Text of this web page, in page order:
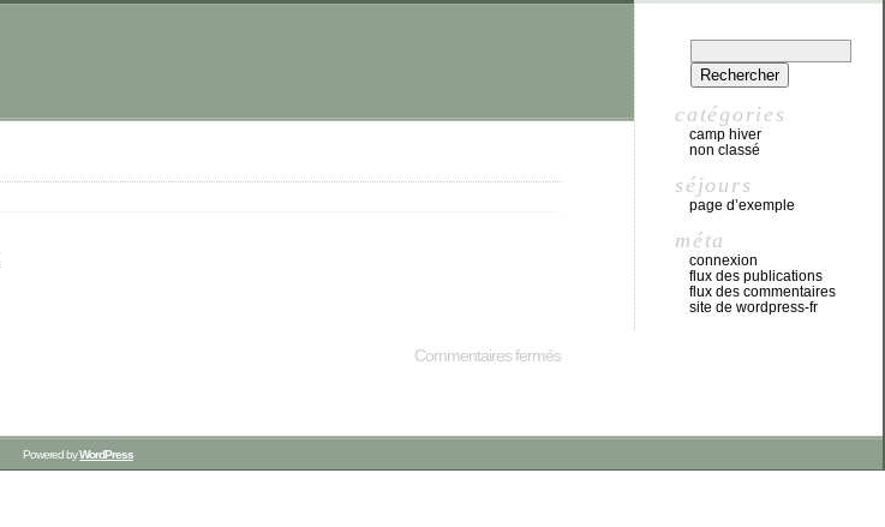
Commentaires fermés
catégories
camp hiver
non classé
séjours
page d’exemple
méta
connexion
flux des publications
flux des commentaires
site de wordpress-fr
Powered byWordPress